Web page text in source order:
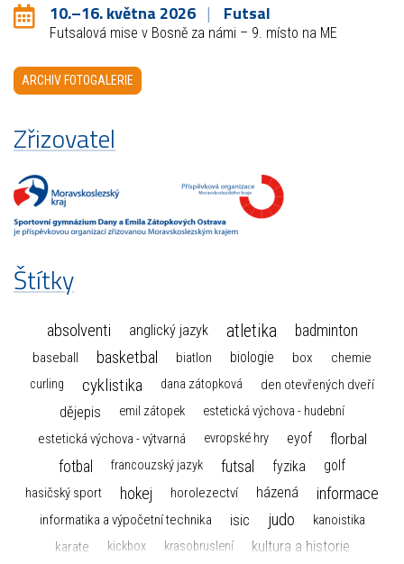
10.–16. května 2026 Futsal
Futsalová mise v Bosně za námi – 9. místo na ME
ARCHIV FOTOGALERIE
Zřizovatel
Štítky
absolventi anglický jazyk atletika badminton
baseball basketbal biatlon biologie box chemie
curling cyklistika dana zátopková den otevřených dveří
dějepis emil zátopek estetická výchova - hudební
estetická výchova - výtvarná evropské hry eyof florbal
fotbal francouzský jazyk futsal fyzika golf
hasičský sport hokej horolezectví házená informace
informatika a výpočetní technika isic judo
kanoistika
karate
kickbox krasobruslení
kultura a historie